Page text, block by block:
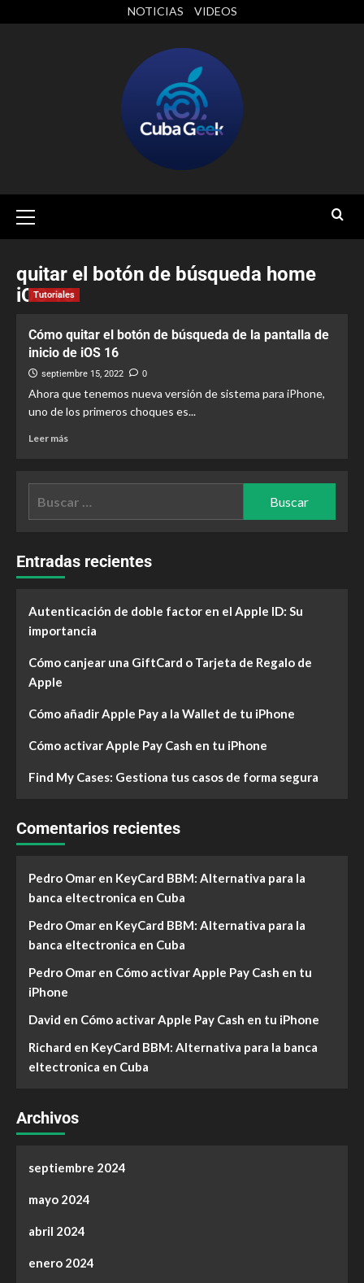
NOTICIAS VIDEOS
quitar el botón de búsqueda home
iOS 16
Tutoriales
Cómo quitar el botón de búsqueda de la pantalla de
inicio de iOS 16
septiembre 15, 2022 0
Ahora que tenemos nueva versión de sistema para iPhone,
uno de los primeros choques es...
Leer más
Entradas recientes
Autenticación de doble factor en el Apple ID: Su
importancia
Cómo canjear una GiftCard o Tarjeta de Regalo de
Apple
Cómo añadir Apple Pay a la Wallet de tu iPhone
Cómo activar Apple Pay Cash en tu iPhone
Find My Cases: Gestiona tus casos de forma segura
Comentarios recientes
Pedro Omar en KeyCard BBM: Alternativa para la
banca eltectronica en Cuba
Pedro Omar en KeyCard BBM: Alternativa para la
banca eltectronica en Cuba
Pedro Omar en Cómo activar Apple Pay Cash en tu
iPhone
David en Cómo activar Apple Pay Cash en tu iPhone
Richard en KeyCard BBM: Alternativa para la banca
eltectronica en Cuba
Archivos
septiembre 2024
mayo 2024
abril 2024
enero 2024